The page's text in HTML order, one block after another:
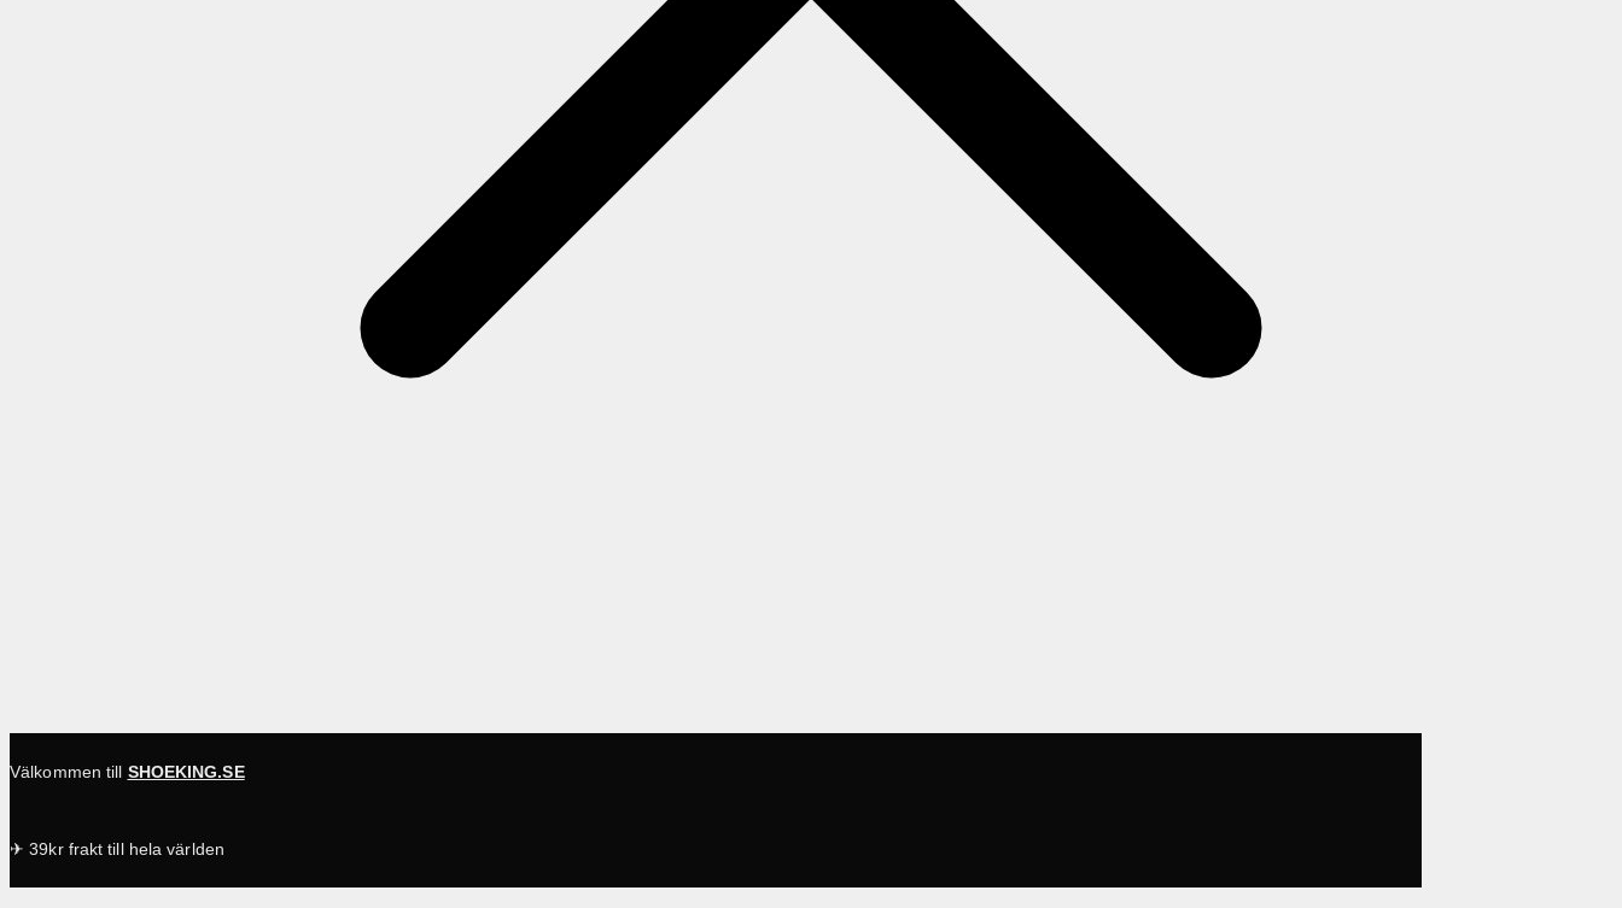
Välkommen till SHOEKING.SE
✈ 39kr frakt till hela världen